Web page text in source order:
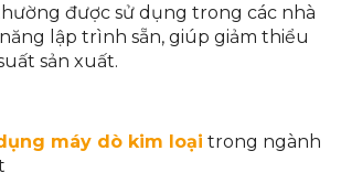
được sử dụng trong các nhà
lập trình sẵn, giúp giảm thiểu
sản xuất.
máy dò kim loại trong ngành